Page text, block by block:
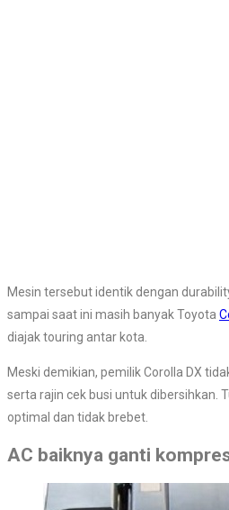
Mesin tersebut identik dengan
sampai saat ini masih banyak Toyota
diajak touring antar kota.
Meski demikian, pemilik Corolla DX
serta rajin cek busi untuk dibersihkan.
optimal dan tidak brebet.
AC baiknya ganti